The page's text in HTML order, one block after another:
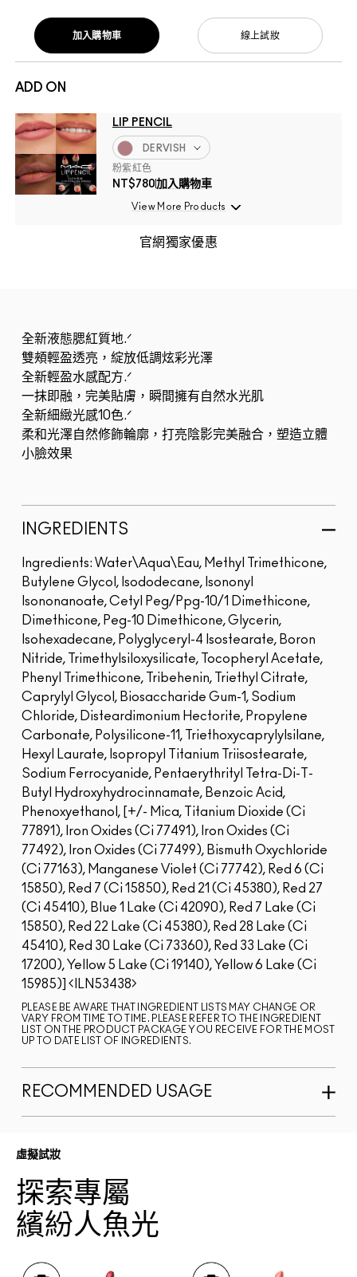
ADD ON
LIP PENCIL
DERVISH
粉紫紅色
NT$780加入購物車
View More Products
線上試妝
加入購物車
官網獨家優惠
全新液態腮紅質地.ᐟ
雙頰輕盈透亮，綻放低調炫彩光澤
全新輕盈水感配方.ᐟ
一抹即融，完美貼膚，瞬間擁有自然水光肌
全新細緻光感10色.ᐟ
柔和光澤自然修飾輪廓，打亮陰影完美融合，塑造立體
小臉效果
INGREDIENTS
Ingredients: Water\Aqua\Eau, Methyl Trimethicone,
Butylene Glycol, Isododecane, Isononyl
Isononanoate, Cetyl Peg/Ppg-10/1 Dimethicone,
Dimethicone, Peg-10 Dimethicone, Glycerin,
Isohexadecane, Polyglyceryl-4 Isostearate, Boron
Nitride, Trimethylsiloxysilicate, Tocopheryl Acetate,
Phenyl Trimethicone, Tribehenin, Triethyl Citrate,
Caprylyl Glycol, Biosaccharide Gum-1, Sodium
Chloride, Disteardimonium Hectorite, Propylene
Carbonate, Polysilicone-11, Triethoxycaprylylsilane,
Hexyl Laurate, Isopropyl Titanium Triisostearate,
Sodium Ferrocyanide, Pentaerythrityl Tetra-Di-T-
Butyl Hydroxyhydrocinnamate, Benzoic Acid,
Phenoxyethanol, [+/- Mica, Titanium Dioxide (Ci
77891), Iron Oxides (Ci 77491), Iron Oxides (Ci
77492), Iron Oxides (Ci 77499), Bismuth Oxychloride
(Ci 77163), Manganese Violet (Ci 77742), Red 6 (Ci
15850), Red 7 (Ci 15850), Red 21 (Ci 45380), Red 27
(Ci 45410), Blue 1 Lake (Ci 42090), Red 7 Lake (Ci
15850), Red 22 Lake (Ci 45380), Red 28 Lake (Ci
45410), Red 30 Lake (Ci 73360), Red 33 Lake (Ci
17200), Yellow 5 Lake (Ci 19140), Yellow 6 Lake (Ci
15985)]
ILN53438
PLEASE BE AWARE THAT INGREDIENT LISTS MAY CHANGE OR
VARY FROM TIME TO TIME. PLEASE REFER TO THE INGREDIENT
LIST ON THE PRODUCT PACKAGE YOU RECEIVE FOR THE MOST
UP TO DATE LIST OF INGREDIENTS.
RECOMMENDED USAGE
虛擬試妝
探索專屬
繽紛人魚光